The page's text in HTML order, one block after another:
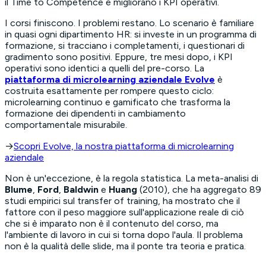
il Time to Competence e migliorano i KPI operativi.
I corsi finiscono. I problemi restano. Lo scenario è familiare
in quasi ogni dipartimento HR: si investe in un programma di
formazione, si tracciano i completamenti, i questionari di
gradimento sono positivi. Eppure, tre mesi dopo, i KPI
operativi sono identici a quelli del pre-corso. La
piattaforma di microlearning aziendale Evolve è
costruita esattamente per rompere questo ciclo:
microlearning continuo e gamificato che trasforma la
formazione dei dipendenti in cambiamento
comportamentale misurabile.
→Scopri Evolve, la nostra piattaforma di microlearning
aziendale
Non è un'eccezione, è la regola statistica. La meta-analisi di
Blume, Ford, Baldwin e Huang (2010), che ha aggregato 89
studi empirici sul transfer of training, ha mostrato che il
fattore con il peso maggiore sull'applicazione reale di ciò
che si è imparato non è il contenuto del corso, ma
l'ambiente di lavoro in cui si torna dopo l'aula. Il problema
non è la qualità delle slide, ma il ponte tra teoria e pratica.